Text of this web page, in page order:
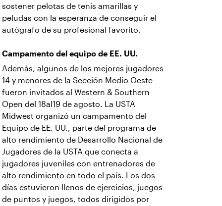
sostener pelotas de tenis amarillas y
peludas con la esperanza de conseguir el
autógrafo de su profesional favorito.
Campamento del equipo de EE. UU.
Además, algunos de los mejores jugadores
14 y menores de la Sección Medio Oeste
fueron invitados al Western & Southern
Open del 18al19 de agosto. La USTA
Midwest organizó un campamento del
Equipo de EE. UU., parte del programa de
alto rendimiento de Desarrollo Nacional de
Jugadores de la USTA que conecta a
jugadores juveniles con entrenadores de
alto rendimiento en todo el país. Los dos
días estuvieron llenos de ejercicios, juegos
de puntos y juegos, todos dirigidos por